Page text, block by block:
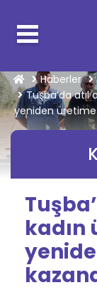
Haberler
Tuşba’da atıl
yeniden üretime
kadın